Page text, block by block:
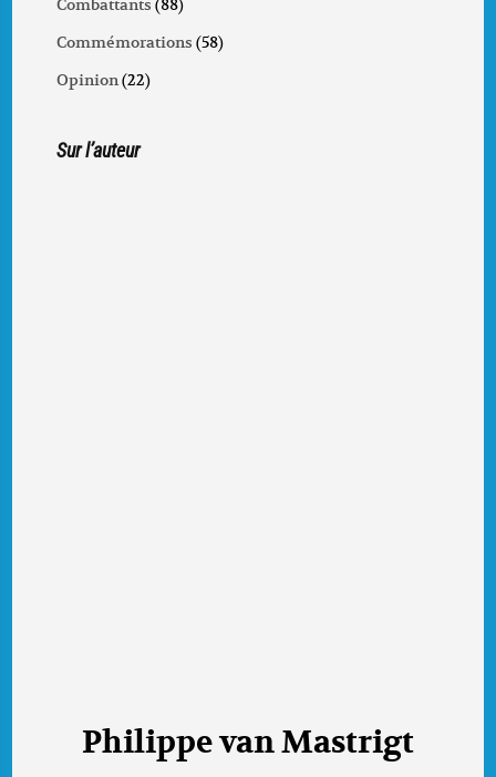
Combattants (88)
Commémorations (58)
Opinion(22)
Sur l’auteur
Philippe van Mastrigt